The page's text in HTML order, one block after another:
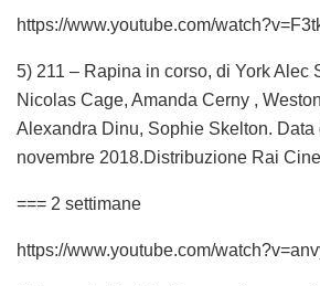
https://www.youtube.com/
5) 211 – Rapina in corso, di York Alec
Nicolas Cage, Amanda Cerny ,
Alexandra Dinu, Sophie Skelton. Data
novembre 2018.Distribuzione Rai
=== 2 settimane
https://www.youtube.com/